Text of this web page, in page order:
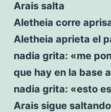
Arais salta
Aletheia corre
Aletheia aprieta el
nadia grita: «me
que hay en la base
nadia grita: «esto
Arais sigue saltando